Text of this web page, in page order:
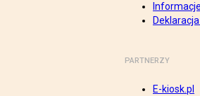
PARTNERZY
E-kiosk.pl